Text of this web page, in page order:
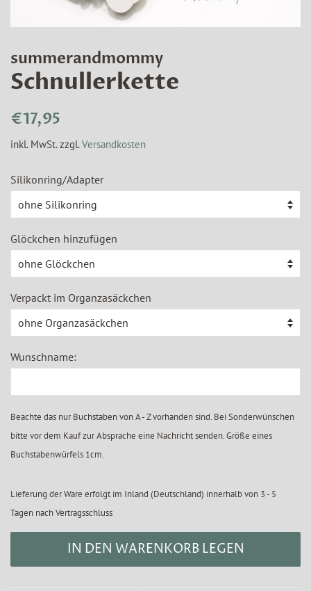
summerandmommy
Schnullerkette
Normaler
€17,95
inkl. MwSt. zzgl.Versandkosten
Silikonring/Adapter
Glöckchen hinzufügen
Verpackt im Organzasäckchen
Wunschname:
Beachte das nur Buchstaben von A - Z vorhanden sind. Bei Sonderwünschen
bitte vor dem Kauf zur Absprache eine Nachricht senden. Größe eines
Buchstabenwürfels 1cm.
Lieferung der Ware erfolgt im Inland (Deutschland) innerhalb von 3 - 5
Tagen nach Vertragsschluss
IN DEN WARENKORB LEGEN